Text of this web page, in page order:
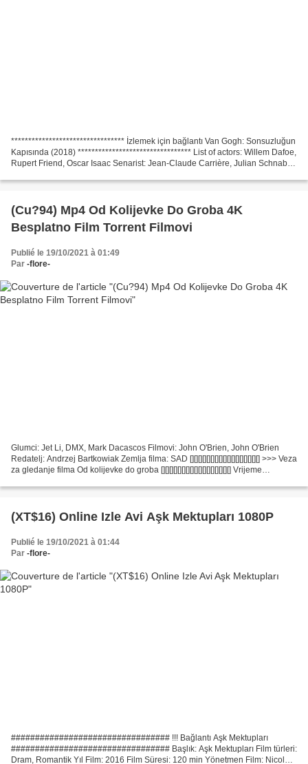
********************************* İzlemek için bağlantı Van Gogh: Sonsuzluğun
Kapısında (2018) ********************************* List of actors: Willem Dafoe,
Rupert Friend, Oscar Isaac Senarist: Jean-Claude Carrière, Julian Schnabel
(Cu?94) Mp4 Od Kolijevke Do Groba 4K
Besplatno Film Torrent Filmovi
Publié le 19/10/2021 à 01:49
Par -flore-
Glumci: Jet Li, DMX, Mark Dacascos Filmovi: John O'Brien, John O'Brien
Redatelj: Andrzej Bartkowiak Zemlja filma: SAD [][][][][][][][][][][][][][][][][] >>> Veza
za gledanje filma Od kolijevke do groba [][][][][][][][][][][][][][][][][] Vrijeme
(XT$16) Online Izle Avi Aşk Mektupları 1080P
Publié le 19/10/2021 à 01:44
Par -flore-
################################# !!! Bağlantı Aşk Mektupları
################################# Başlık: Aşk Mektupları Film türleri:
Dram, Romantik Yıl Film: 2016 Film Süresi: 120 min Yönetmen Film: Nicole